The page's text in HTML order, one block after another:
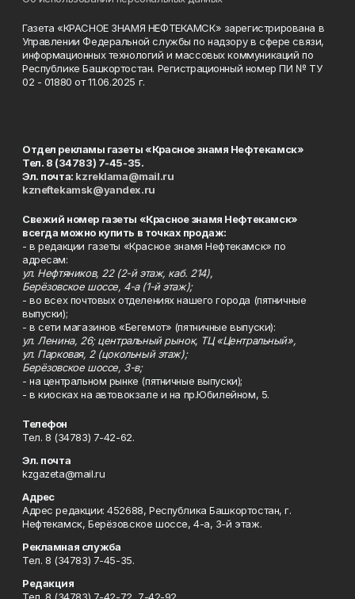
Газета «КРАСНОЕ ЗНАМЯ НЕФТЕКАМСК» зарегистрирована в
Управлении Федеральной службы по надзору в сфере связи,
информационных технологий и массовых коммуникаций по
Республике Башкортостан. Регистрационный номер ПИ № ТУ
02 - 01880 от 11.06.2025 г.
Отдел рекламы газеты «Красное знамя Нефтекамск»
Тел. 8 (34783) 7-45-35.
Эл. почта: kzreklama@mail.ru
kzneftekamsk@yandex.ru
Свежий номер газеты «Красное знамя Нефтекамск»
всегда можно купить в точках продаж:
- в редакции газеты «Красное знамя Нефтекамск» по
адресам:
ул. Нефтяников, 22 (2-й этаж, каб. 214),
Берёзовское шоссе, 4-а (1-й этаж);
- во всех почтовых отделениях нашего города (пятничные
выпуски);
- в сети магазинов «Бегемот» (пятничные выпуски):
ул. Ленина, 26; центральный рынок, ТЦ «Центральный»,
ул. Парковая, 2 (цокольный этаж);
Берёзовское шоссе, 3-в;
- на центральном рынке (пятничные выпуски);
- в киосках на автовокзале и на пр.Юбилейном, 5.
Телефон
Тел. 8 (34783) 7-42-62.
Эл. почта
kzgazeta@mail.ru
Адрес
Адрес редакции: 452688, Республика Башкортостан, г.
Нефтекамск, Берёзовское шоссе, 4-а, 3-й этаж.
Рекламная служба
Тел. 8 (34783) 7-45-35.
Редакция